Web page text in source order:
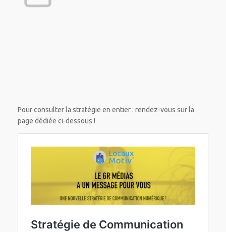
Pour consulter la stratégie en entier : rendez-vous sur la
page dédiée ci-dessous !